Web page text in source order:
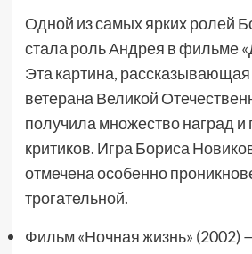
Одной из самых ярких ролей
стала роль Андрея в фильме
Эта картина,
ветерана Великой
получила множество наград и
критиков. Игра Бориса
отмечена особенно
трогательной.
Фильм «Ночная жизнь» (2002)